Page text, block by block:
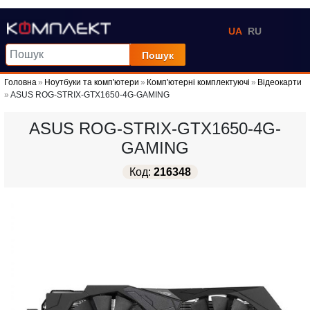
UA RU
Пошук
Головна Ноутбуки та комп'ютери Комп'ютерні комплектуючі
Відеокарти
ASUS ROG-STRIX-GTX1650-4G-GAMING
ASUS ROG-STRIX-GTX1650-4G-
GAMING
Код: 216348